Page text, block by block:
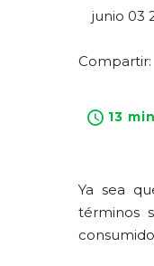
junio 03
Compartir:
13 min
Ya sea
términos